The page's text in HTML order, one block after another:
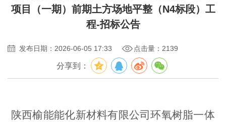
项目（一期）前期土方场地平整（N4标段）工
程-招标公告
发布日期：2026-06-05 17:33 点击量：2139
分享到：
陕西榆能能化新材料有限公司环氧树脂一体